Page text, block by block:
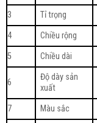
3
Tỉ trọng
4
Chiều rộng
5
Chiều dài
6
Độ dày sản
xuất
7 Màu sắc